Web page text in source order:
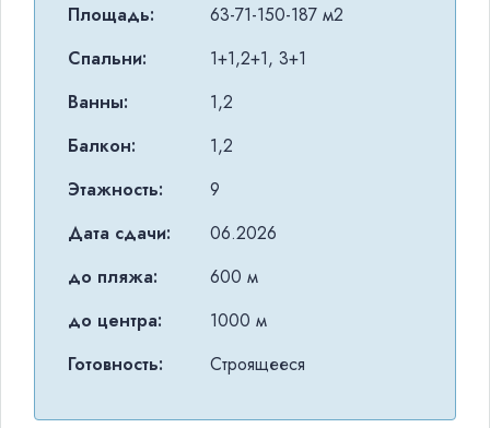
Площадь:
63-71-150-187 м2
Спальни:
1+1,2+1, 3+1
Ванны:
1,2
Балкон:
1,2
Этажность:
9
Дата сдачи:
06.2026
до пляжа:
600 м
до центра:
1000 м
Готовность:
Строящееся